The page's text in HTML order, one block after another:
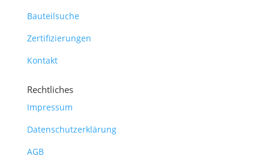
Bauteilsuche
Zertifizierungen
Kontakt
Rechtliches
Impressum
Datenschutzerklärung
AGB